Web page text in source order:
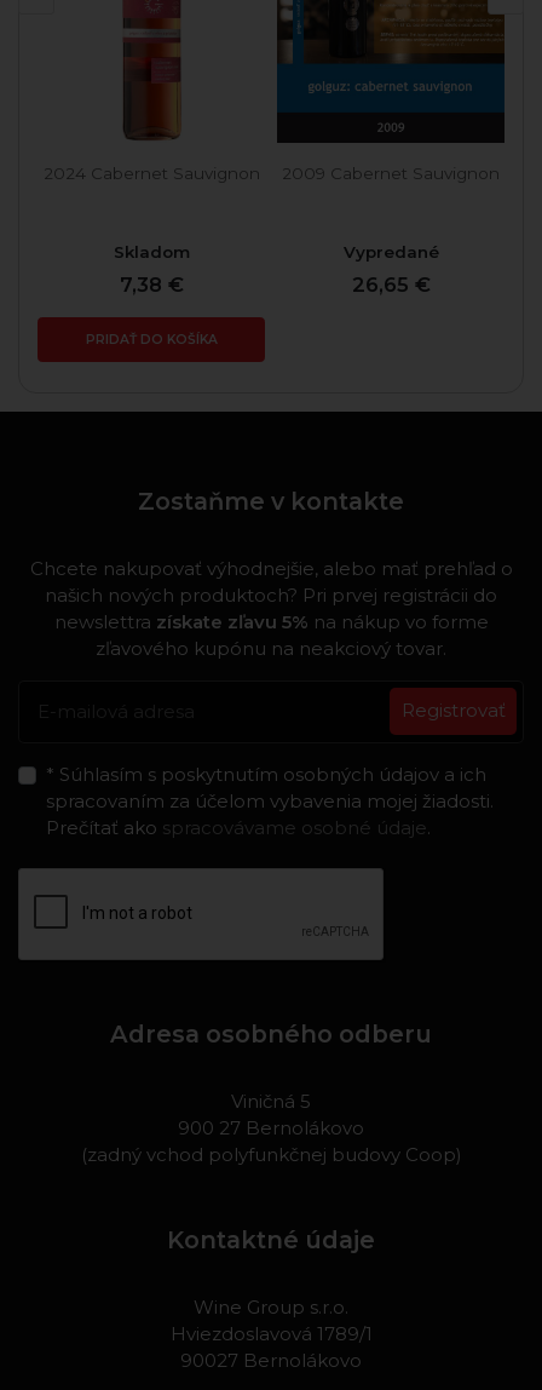
2024 Cabernet Sauvignon
Skladom
7,38 €
PRIDAŤ DO KOŠÍKA
2009 Cabernet Sauvignon
Vypredané
26,65 €
Zostaňme v kontakte
Chcete nakupovať výhodnejšie, alebo mať prehľad o
našich nových produktoch? Pri prvej registrácii do
newslettra získate zľavu 5% na nákup vo forme
zľavového kupónu na neakciový tovar.
Registrovať
* Súhlasím s poskytnutím osobných údajov a ich
spracovaním za účelom vybavenia mojej žiadosti.
Prečítať ako spracovávame osobné údaje.
Adresa osobného odberu
Viničná 5
900 27 Bernolákovo
(zadný vchod polyfunkčnej budovy Coop)
Kontaktné údaje
Wine Group s.r.o.
Hviezdoslavová 1789/1
90027 Bernolákovo